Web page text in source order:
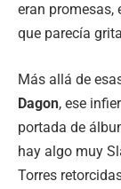
eran promesas,
que parecía
Más allá de
Dagon, ese
portada de
hay algo muy
Torres